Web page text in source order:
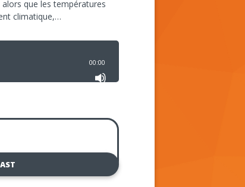
que les températures
climatique,…
00:00